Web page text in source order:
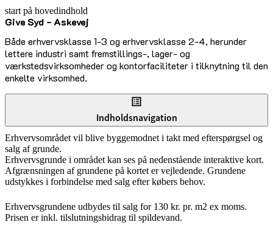
start på hovedindhold
Give Syd - Askevej
Både erhvervsklasse 1-3 og erhvervsklasse 2-4, herunder
lettere industri samt fremstillings-, lager- og
værkstedsvirksomheder og kontorfaciliteter i tilknytning til den
enkelte virksomhed.
senest opdateret 18. december 2025
Indholdsnavigation
Erhvervsområdet vil blive byggemodnet i takt med efterspørgsel og
salg af grunde.
Erhvervsgrunde i området kan ses på nedenstående interaktive kort.
Afgrænsningen af grundene på kortet er vejledende. Grundene
udstykkes i forbindelse med salg efter købers behov.
Erhvervsgrundene udbydes til salg for 130 kr. pr. m2 ex moms.
Prisen er inkl. tilslutningsbidrag til spildevand.